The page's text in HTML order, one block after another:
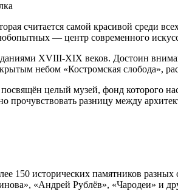
считается самой красивой среди
— центр современного
XVIII-XIX веков. Достоин
небом «Костромская слобода»,
посвящён целый музей, фонд которого
разницу между
150 исторических памятников
«Андрей Рублёв», «Чародеи» и